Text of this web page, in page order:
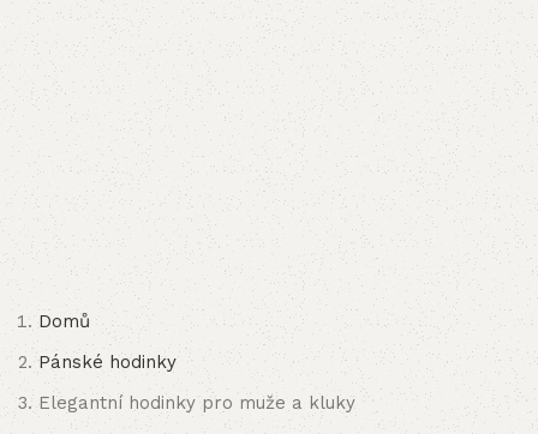
Domů
Pánské hodinky
Elegantní hodinky pro muže a kluky